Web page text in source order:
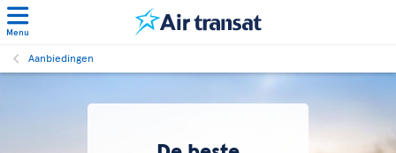
Menu
Aanbiedingen